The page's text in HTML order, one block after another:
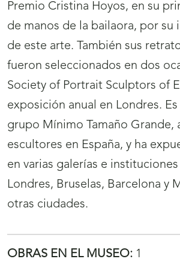
Premio Cristina Hoyos, en su
de manos de la bailaora, por su
de este arte. También sus
fueron seleccionados en dos
Society of Portrait Sculptors of
exposición anual en Londres.
grupo Mínimo Tamaño Grande,
escultores en España, y ha
en varias galerías e instituciones
Londres, Bruselas, Barcelona y
otras ciudades.
OBRAS EN EL MUSEO: 1